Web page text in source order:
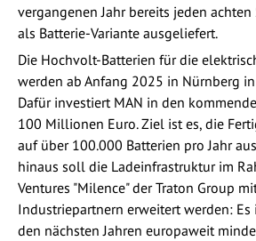
vergangenen Jahr bereits jeden
als Batterie-Variante ausgeliefert.
Die Hochvolt-Batterien für die
werden ab Anfang 2025 in Nürnberg
Dafür investiert MAN in den
100 Millionen Euro. Ziel ist es, die
auf über 100.000 Batterien pro Jahr
hinaus soll die Ladeinfrastruktur im
Ventures "Milence" der Traton Group
Industriepartnern erweitert werden: Es
den nächsten Jahren europaweit